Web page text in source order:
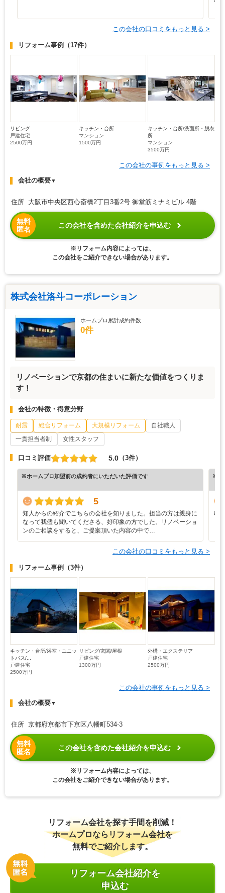
この会社の口コミをもっと見る >
リフォーム事例 （17件）
リビング
戸建住宅
2500万円
キッチン・台所
マンション
1500万円
キッチン・台所/洗面所・脱衣
所
マンション
3500万円
この会社の事例をもっと見る >
会社の概要▼
住所 大阪市中央区西心斎橋2丁目3番2号 御堂筋ミナミビル 4階
無料
匿名
この会社を含めた会社紹介を申込む
※リフォーム内容によっては、
この会社をご紹介できない場合があります。
株式会社洛斗コーポレーション
ホームプロ累計成約件数
0件
リノベーションで京都の住まいに新たな価値をつくりま
す！
会社の特徴・得意分野
耐震 総合リフォーム 大規模リフォーム
自社職人
一貫担当者制
女性スタッフ
口コミ評価 5.0 （3件）
※ホームプロ加盟前の成約者にいただいた評価です
5
知人からの紹介でこちらの会社を知りました。担当の方は親身に
なって我儘も聞いてくださる、好印象の方でした。リノベーショ
ンのご相談をすると、ご提案頂いた内容の中で…
※ホ
職
この会社の口コミをもっと見る >
リフォーム事例 （3件）
キッチン・台所/浴室・ユニッ
トバス/...
戸建住宅
2500万円
リビング/玄関/屋根
戸建住宅
1300万円
外構・エクステリア
戸建住宅
2500万円
この会社の事例をもっと見る >
会社の概要▼
住所 京都府京都市下京区八幡町534-3
無料
匿名
この会社を含めた会社紹介を申込む
※リフォーム内容によっては、
この会社をご紹介できない場合があります。
リフォーム会社を探す手間を削減！
ホームプロならリフォーム会社を
無料でご紹介します。
リフォーム会社紹介を
申込む